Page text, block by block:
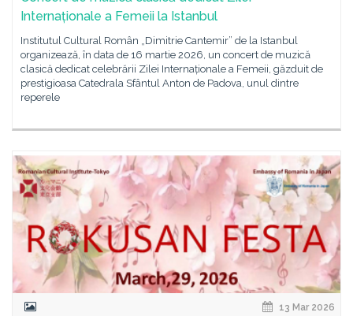
Internaționale a Femeii la Istanbul
Institutul Cultural Român „Dimitrie Cantemir” de la Istanbul
organizează, în data de 16 martie 2026, un concert de muzică
clasică dedicat celebrării Zilei Internaționale a Femeii, găzduit de
prestigioasa Catedrala Sfântul Anton de Padova, unul dintre
reperele
13 Mar 2026